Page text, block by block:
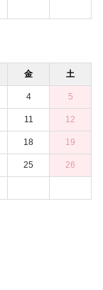
金 土
4 5
11 12
18 19
25 26